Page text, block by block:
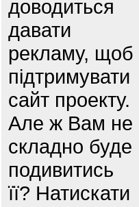
доводиться
давати
рекламу, щоб
підтримувати
сайт проекту.
Але ж Вам не
складно буде
подивитись
її? Натискати